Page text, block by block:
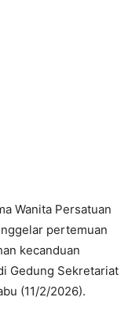
Wanita Persatuan
pertemuan
kecanduan
Gedung Sekretariat
(11/2/2026).